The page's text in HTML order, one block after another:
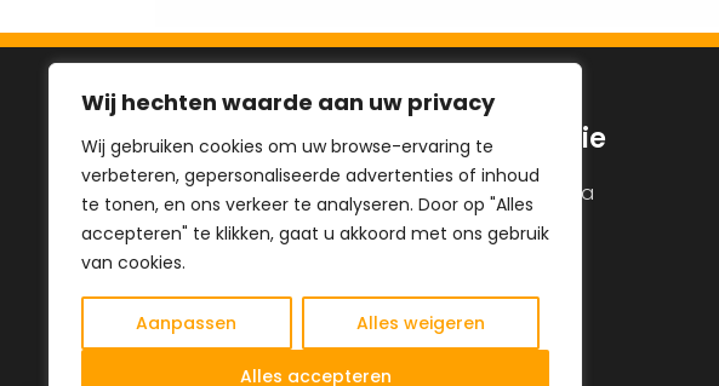
Wij hechten waarde aan uw privacy
Wij gebruiken cookies om uw browse-ervaring te
verbeteren, gepersonaliseerde advertenties of inhoud
te tonen, en ons verkeer te analyseren. Door op "Alles
accepteren" te klikken, gaat u akkoord met ons gebruik
van cookies.
Aanpassen Alles weigeren
Alles accepteren
Navigatie
Homepagina
Shop
Over Ons
Contact